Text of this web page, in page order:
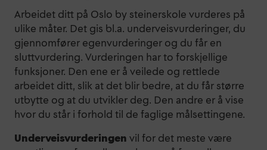
Arbeidet ditt på Oslo by steinerskole vurderes på
ulike måter. Det gis bl.a. underveisvurderinger, du
gjennomfører egenvurderinger og du får en
sluttvurdering. Vurderingen har to forskjellige
funksjoner. Den ene er å veilede og rettlede
arbeidet ditt, slik at det blir bedre, at du får større
utbytte og at du utvikler deg. Den andre er å vise
hvor du står i forhold til de faglige målsettingene.
Underveisvurderingen vil for det meste være